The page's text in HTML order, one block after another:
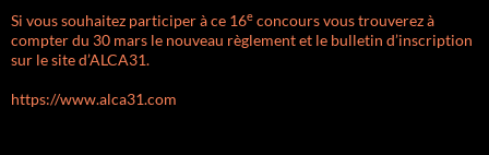
Si vous souhaitez participer à ce 16e concours vous trouverez à
compter du 30 mars le nouveau règlement et le bulletin d’inscription
sur le site d’ALCA31.
https://www.alca31.com